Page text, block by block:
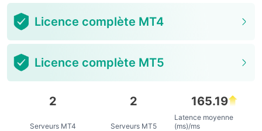
Licence complète MT4
Licence complète MT5
2
Serveurs MT4
2
Serveurs MT5
165.19
Latence moyenne
(ms)/ms